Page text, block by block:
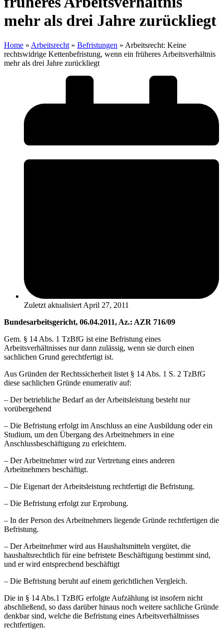
mehr als drei Jahre zurückliegt
Home » Arbeitsrecht » Befristungen » Arbeitsrecht: Keine
rechtswidrige Kettenbefristung, wenn ein früheres Arbeitsverhältnis
mehr als drei Jahre zurückliegt
Zuletzt aktualisiert April 27, 2011
Bundesarbeitsgericht, 06.04.2011, Az.: AZR 716/09
Gem. § 14 Abs. 1 TzBfG ist eine Befristung eines
Arbeitsverhältnisses nur dann zulässig, wenn sie durch einen
sachlichen Grund gerechtfertigt ist.
Aus Gründen der Rechtssicherheit listet § 14 Abs. 1 S. 2 TzBfG
diese sachlichen Gründe enumerativ auf:
– Der betriebliche Bedarf an der Arbeitsleistung besteht nur
vorübergehend
– Die Befristung erfolgt im Anschluss an eine Ausbildung oder ein
Studium, um den Übergang des Arbeitnehmers in eine
Anschlussbeschäftigung zu erleichtern.
– Der Arbeitnehmer wird zur Vertretung eines anderen
Arbeitnehmers beschäftigt.
– Die Eigenart der Arbeitsleistung rechtfertigt die Befristung.
– Die Befristung erfolgt zur Erprobung.
– In der Person des Arbeitnehmers liegende Gründe rechtfertigen die
Befristung.
– Der Arbeitnehmer wird aus Haushaltsmitteln vergütet, die
haushaltsrechtlich für eine befristete Beschäftigung bestimmt sind,
und er wird entsprechend beschäftigt
– Die Befristung beruht auf einem gerichtlichen Vergleich.
Die in § 14 Abs.1 TzBfG erfolgte Aufzählung ist insofern nicht
abschließend, so dass darüber hinaus noch weitere sachliche Gründe
denkbar sind, welche die Befristung eines Arbeitsverhältnisses
rechtfertigen.